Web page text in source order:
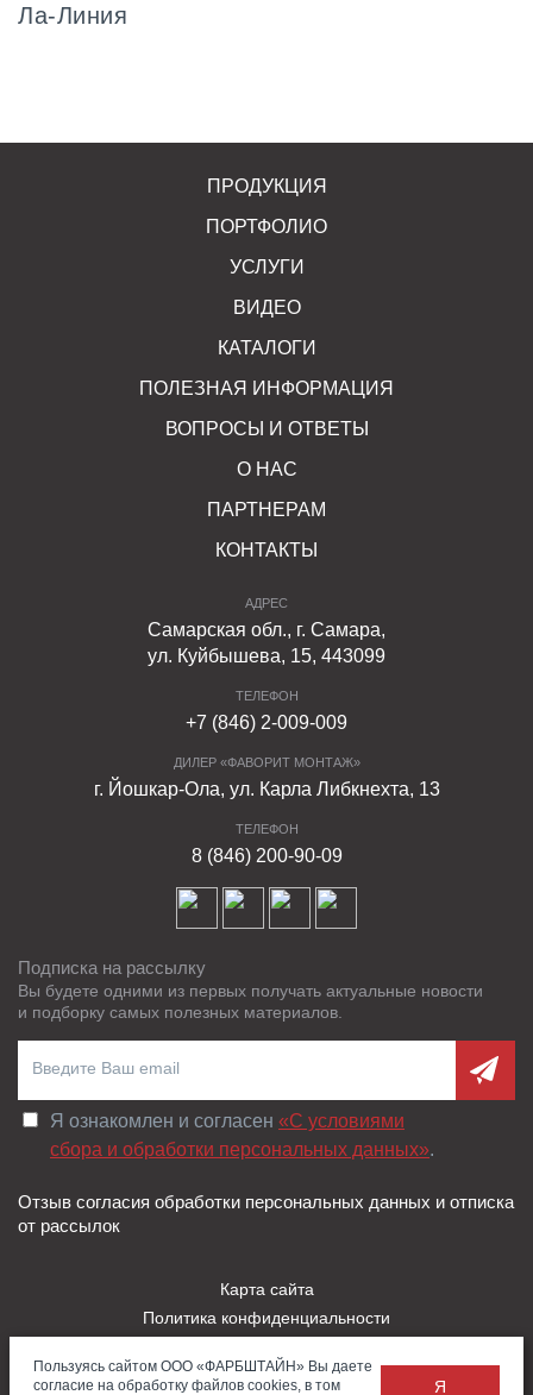
Ла-Линия
ПРОДУКЦИЯ
ПОРТФОЛИО
УСЛУГИ
ВИДЕО
КАТАЛОГИ
ПОЛЕЗНАЯ ИНФОРМАЦИЯ
ВОПРОСЫ И ОТВЕТЫ
О НАС
ПАРТНЕРАМ
КОНТАКТЫ
АДРЕС
Самарская обл., г. Самара,
ул. Куйбышева, 15, 443099
ТЕЛЕФОН
+7 (846) 2-009-009
ДИЛЕР «ФАВОРИТ МОНТАЖ»
г. Йошкар-Ола, ул. Карла Либкнехта, 13
ТЕЛЕФОН
8 (846) 200-90-09
Подписка на рассылку
Вы будете одними из первых получать актуальные новости
и подборку самых полезных материалов.
Я ознакомлен и согласен «C условиями
сбора и обработки персональных данных».
Отзыв согласия обработки персональных данных и отписка
от рассылок
Карта сайта
Политика конфиденциальности
Правила использования Cookies
Заказать Обратная
Пользуясь сайтом ООО «ФАРБШТАЙН» Вы даете
согласие на обработку файлов cookies, в том
Я